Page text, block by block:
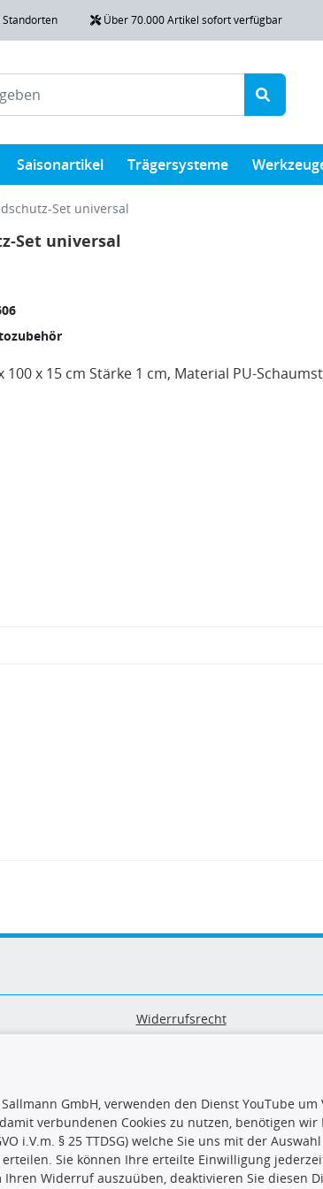
Standorten Über 70.000 Artikel sofort verfügbar
Saisonartikel Trägersysteme
Set universal
Set universal
100 x 15 cm Stärke 1 cm, Material PU-
Widerrufsrecht
Widerrufsformular
Barrierefreiheitserklärung
GmbH, verwenden den Dienst YouTube um
verbundenen Cookies zu nutzen, benötigen
i.V.m. § 25 TTDSG) welche Sie uns mit der
erteilen. Sie können Ihre erteilte Einwilligung
Widerruf auszuüben, deaktivieren Sie diesen